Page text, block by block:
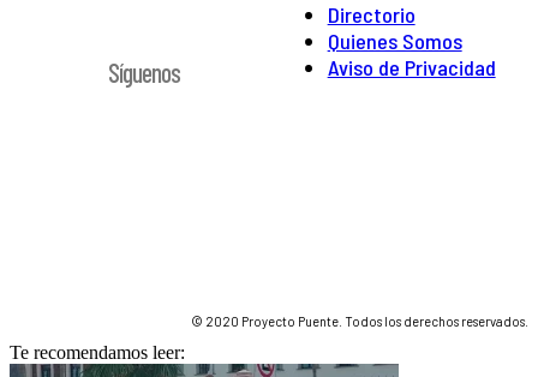
Directorio
Quienes Somos
Aviso de Privacidad
Síguenos
© 2020 Proyecto Puente. Todos los derechos reservados.
Te recomendamos leer: